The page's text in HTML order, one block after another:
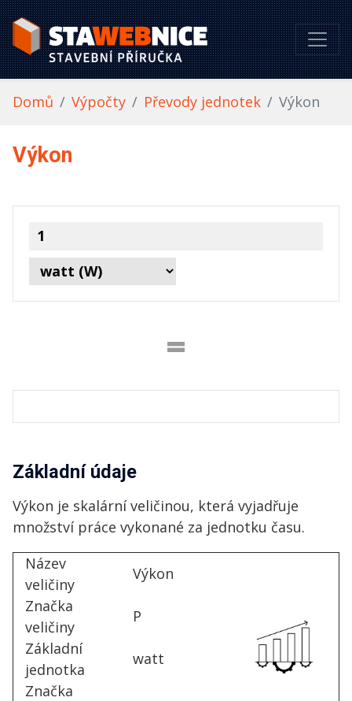
Domů Výpočty Převody jednotek Výkon
Výkon
=
Základní údaje
Výkon je skalární veličinou, která vyjadřuje
množství práce vykonané za jednotku času.
Název
veličiny
Výkon
Značka
veličiny
P
Základní
jednotka
watt
Značka